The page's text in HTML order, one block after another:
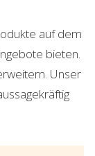
auf dem
bieten.
Unser